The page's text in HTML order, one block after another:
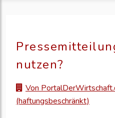
nutzen?
Von
(haftungsbeschränkt)